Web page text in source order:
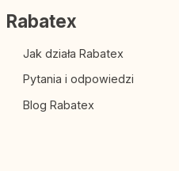
Zooplus
reklamacje
Rabatex
Jak działa Rabatex
Pytania i odpowiedzi
Blog Rabatex